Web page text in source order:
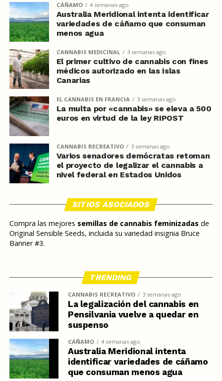
CÁÑAMO 4 semanas ago
Australia Meridional intenta identificar
variedades de cáñamo que consuman
menos agua
CANNABIS MEDICINAL 3 semanas ago
El primer cultivo de cannabis con fines
médicos autorizado en las Islas
Canarias
EL CANNABIS EN FRANCIA 3 semanas ago
La multa por «cannabis» se eleva a 500
euros en virtud de la ley RIPOST
CANNABIS RECREATIVO 3 semanas ago
Varios senadores demócratas retoman
el proyecto de legalizar el cannabis a
nivel federal en Estados Unidos
SITIOS ASOCIADOS
Compra las mejores semillas de cannabis feminizadas de
Original Sensible Seeds, incluida su variedad insignia Bruce
Banner #3.
TRENDING
CANNABIS RECREATIVO 3 semanas ago
La legalización del cannabis en
Pensilvania vuelve a quedar en
suspenso
CÁÑAMO 4 semanas ago
Australia Meridional intenta
identificar variedades de cáñamo
que consuman menos agua